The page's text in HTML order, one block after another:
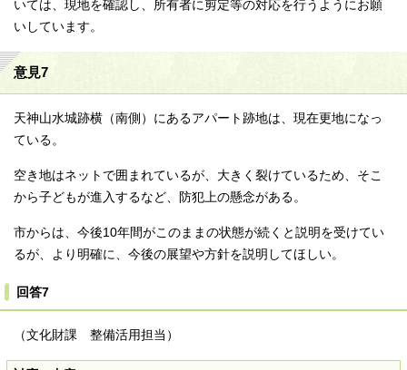
いては、現地を確認し、所有者に剪定等の対応を行うようにお願
いしています。
意見7
天神山水城跡横（南側）にあるアパート跡地は、現在更地になっ
ている。
空き地はネットで囲まれているが、大きく裂けているため、そこ
から子どもが進入するなど、防犯上の懸念がある。
市からは、今後10年間がこのままの状態が続くと説明を受けてい
るが、より明確に、今後の展望や方針を説明してほしい。
回答7
（文化財課 整備活用担当）